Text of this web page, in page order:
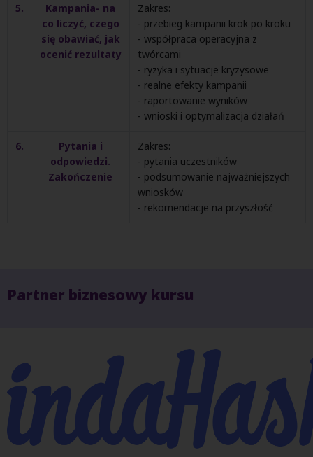
5.
Kampania- na
co liczyć, czego
się obawiać, jak
ocenić rezultaty
Zakres:
- przebieg kampanii krok po kroku
- współpraca operacyjna z
twórcami
- ryzyka i sytuacje kryzysowe
- realne efekty kampanii
- raportowanie wyników
- wnioski i optymalizacja działań
6.
Pytania i
odpowiedzi.
Zakończenie
Zakres:
- pytania uczestników
- podsumowanie najważniejszych
wniosków
- rekomendacje na przyszłość
Partner biznesowy kursu